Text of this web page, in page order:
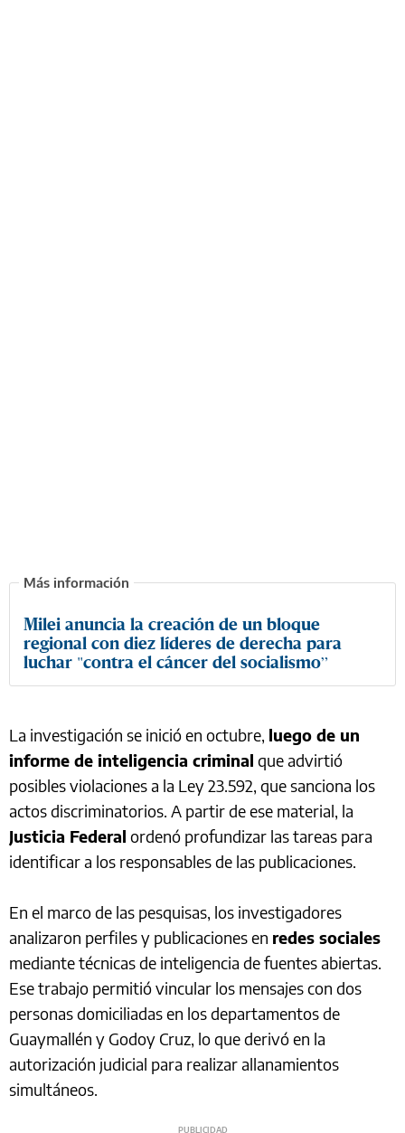
Milei anuncia la creación de un bloque
regional con diez líderes de derecha para
luchar "contra el cáncer del socialismo”
La investigación se inició en octubre, luego de un
informe de inteligencia criminal que advirtió
posibles violaciones a la Ley 23.592, que sanciona los
actos discriminatorios. A partir de ese material, la
Justicia Federal ordenó profundizar las tareas para
identificar a los responsables de las publicaciones.
En el marco de las pesquisas, los investigadores
analizaron perfiles y publicaciones en redes sociales
mediante técnicas de inteligencia de fuentes abiertas.
Ese trabajo permitió vincular los mensajes con dos
personas domiciliadas en los departamentos de
Guaymallén y Godoy Cruz, lo que derivó en la
autorización judicial para realizar allanamientos
simultáneos.